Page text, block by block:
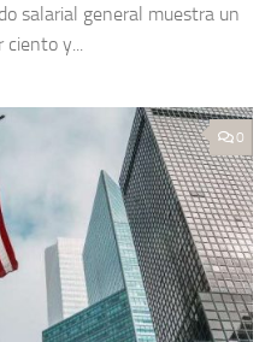
salarial general muestra un
y...
0